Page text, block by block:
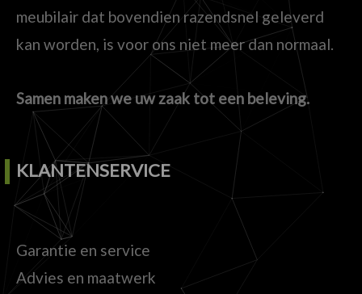
meubilair dat bovendien razendsnel geleverd
kan worden, is voor ons niet meer dan normaal.
Samen maken we uw zaak tot een beleving.
KLANTENSERVICE
Garantie en service
Advies en maatwerk